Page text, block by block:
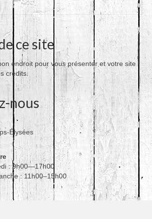
ce site
endroit pour vous présenter et votre site
crédits.
nous
Élysées
: 9h00—17h00
: 11h00–15h00